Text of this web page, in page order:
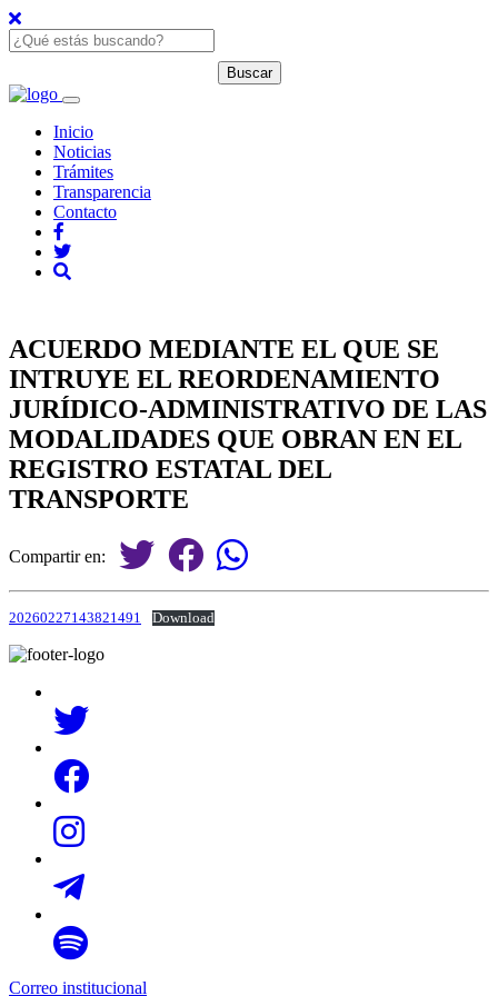
Inicio
Noticias
Trámites
Transparencia
Contacto
ACUERDO MEDIANTE EL QUE SE
INTRUYE EL REORDENAMIENTO
JURÍDICO-ADMINISTRATIVO DE LAS
MODALIDADES QUE OBRAN EN EL
REGISTRO ESTATAL DEL
TRANSPORTE
Compartir en:
20260227143821491 Download
Correo institucional